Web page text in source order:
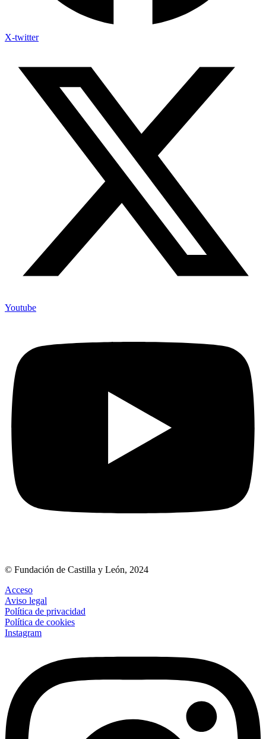
X-twitter
Youtube
© Fundación de Castilla y León, 2024
Acceso
Aviso legal
Política de privacidad
Política de cookies
Instagram